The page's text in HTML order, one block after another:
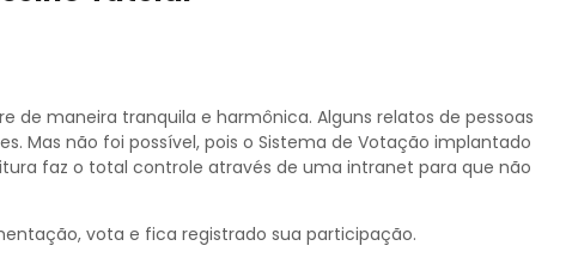
de maneira tranquila e harmônica. Alguns relatos de pessoas
Mas não foi possível, pois o Sistema de Votação implantado
faz o total controle através de uma intranet para que não
vota e fica registrado sua participação.